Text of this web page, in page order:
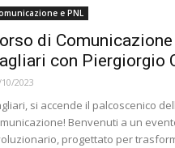
e PNL
di
con Piergiorgio
2023
si accende il palcoscenico
Benvenuti a un
progettato per